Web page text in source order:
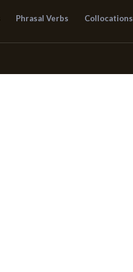
Phrasal Verbs Collocations